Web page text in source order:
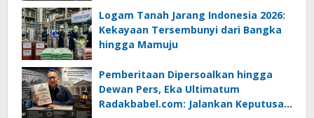
Logam Tanah Jarang Indonesia 2026:
Kekayaan Tersembunyi dari Bangka
hingga Mamuju
Pemberitaan Dipersoalkan hingga
Dewan Pers, Eka Ultimatum
Radakbabel.com: Jalankan Keputusan